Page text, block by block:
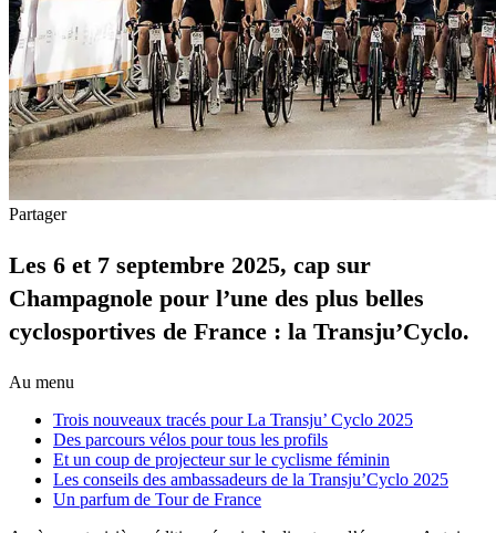
Partager
Les 6 et 7 septembre 2025, cap sur
Champagnole pour l’une des plus belles
cyclosportives de France : la Transju’Cyclo.
Au menu
Trois nouveaux tracés pour La Transju’ Cyclo 2025
Des parcours vélos pour tous les profils
Et un coup de projecteur sur le cyclisme féminin
Les conseils des ambassadeurs de la Transju’Cyclo 2025
Un parfum de Tour de France